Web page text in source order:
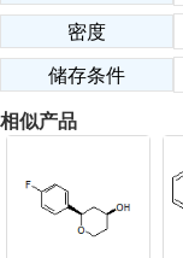
密度
储存条件
相似产品